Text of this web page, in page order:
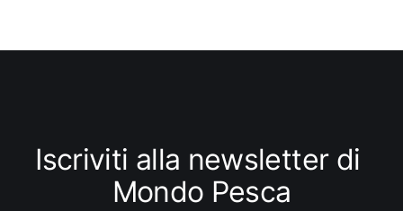
Iscriviti alla newsletter di
Mondo Pesca